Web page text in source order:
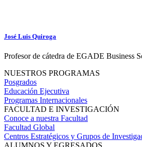
José Luis Quiroga
Profesor de cátedra de EGADE Business
NUESTROS PROGRAMAS
Posgrados
Educación Ejecutiva
Programas Internacionales
FACULTAD E INVESTIGACIÓN
Conoce a nuestra Facultad
Facultad Global
Centros Estratégicos y Grupos de